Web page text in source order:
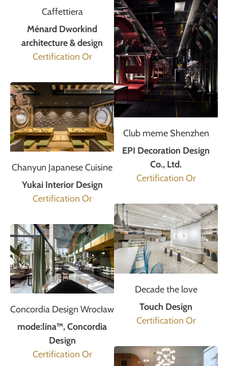
Caffettiera
Ménard Dworkind
architecture & design
Certification Or
Chanyun Japanese Cuisine
Yukai Interior Design
Certification Or
Concordia Design Wrocław
mode:lina™, Concordia
Design
Certification Or
Club meme Shenzhen
EPI Decoration Design
Co., Ltd.
Certification Or
Decade the love
Touch Design
Certification Or